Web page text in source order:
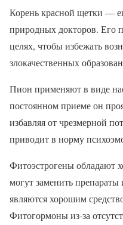
Корень красной щетки —
природных докторов. Его
целях, чтобы избежать
злокачественных
Пион применяют в виде
постоянном приеме он
избавляя от чрезмерной
приводит в норму
Фитоэстрогены обладают
могут заменить
являются хорошим
Фитогормоны из-за